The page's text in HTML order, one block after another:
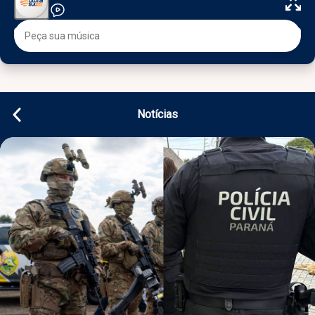
Notícias